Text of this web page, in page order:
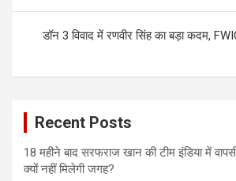
डॉन 3 विवाद में रणवीर सिंह का बड़ा कदम,
Recent Posts
18 महीने बाद सरफराज खान की टीम इंडिया में
क्यों नहीं मिलेगी जगह?